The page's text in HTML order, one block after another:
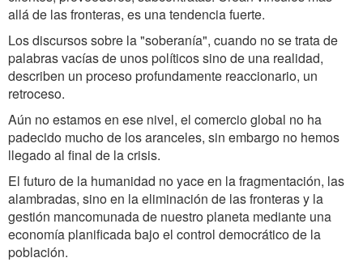
allá de las fronteras, es una tendencia fuerte.
Los discursos sobre la "soberanía", cuando no se trata de
palabras vacías de unos políticos sino de una realidad,
describen un proceso profundamente reaccionario, un
retroceso.
Aún no estamos en ese nivel, el comercio global no ha
padecido mucho de los aranceles, sin embargo no hemos
llegado al final de la crisis.
El futuro de la humanidad no yace en la fragmentación, las
alambradas, sino en la eliminación de las fronteras y la
gestión mancomunada de nuestro planeta mediante una
economía planificada bajo el control democrático de la
población.